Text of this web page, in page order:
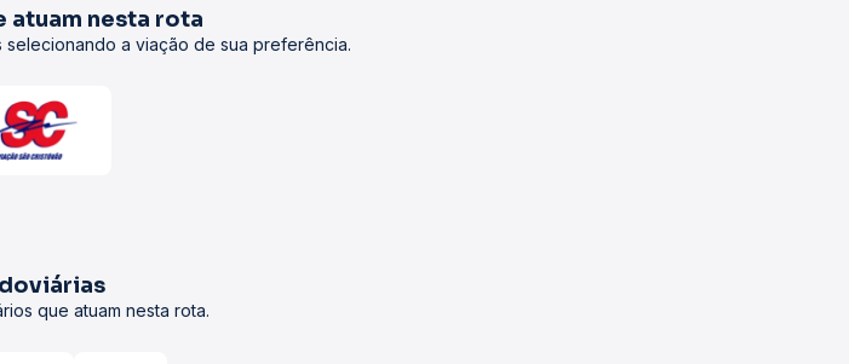
atuam nesta rota
a viação de sua preferência.
que atuam nesta rota.